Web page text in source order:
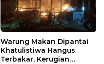
Warung Makan Dipantai
Khatulistiwa Hangus
Terbakar, Kerugian